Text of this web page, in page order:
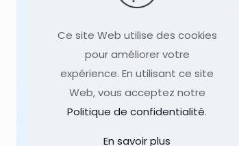
Dr Sylvain Desforges,
Ce site Web utilise des cookies
pour améliorer votre
expérience. En utilisant ce site
Web, vous acceptez notre
Politique de confidentialité.
En savoir plus